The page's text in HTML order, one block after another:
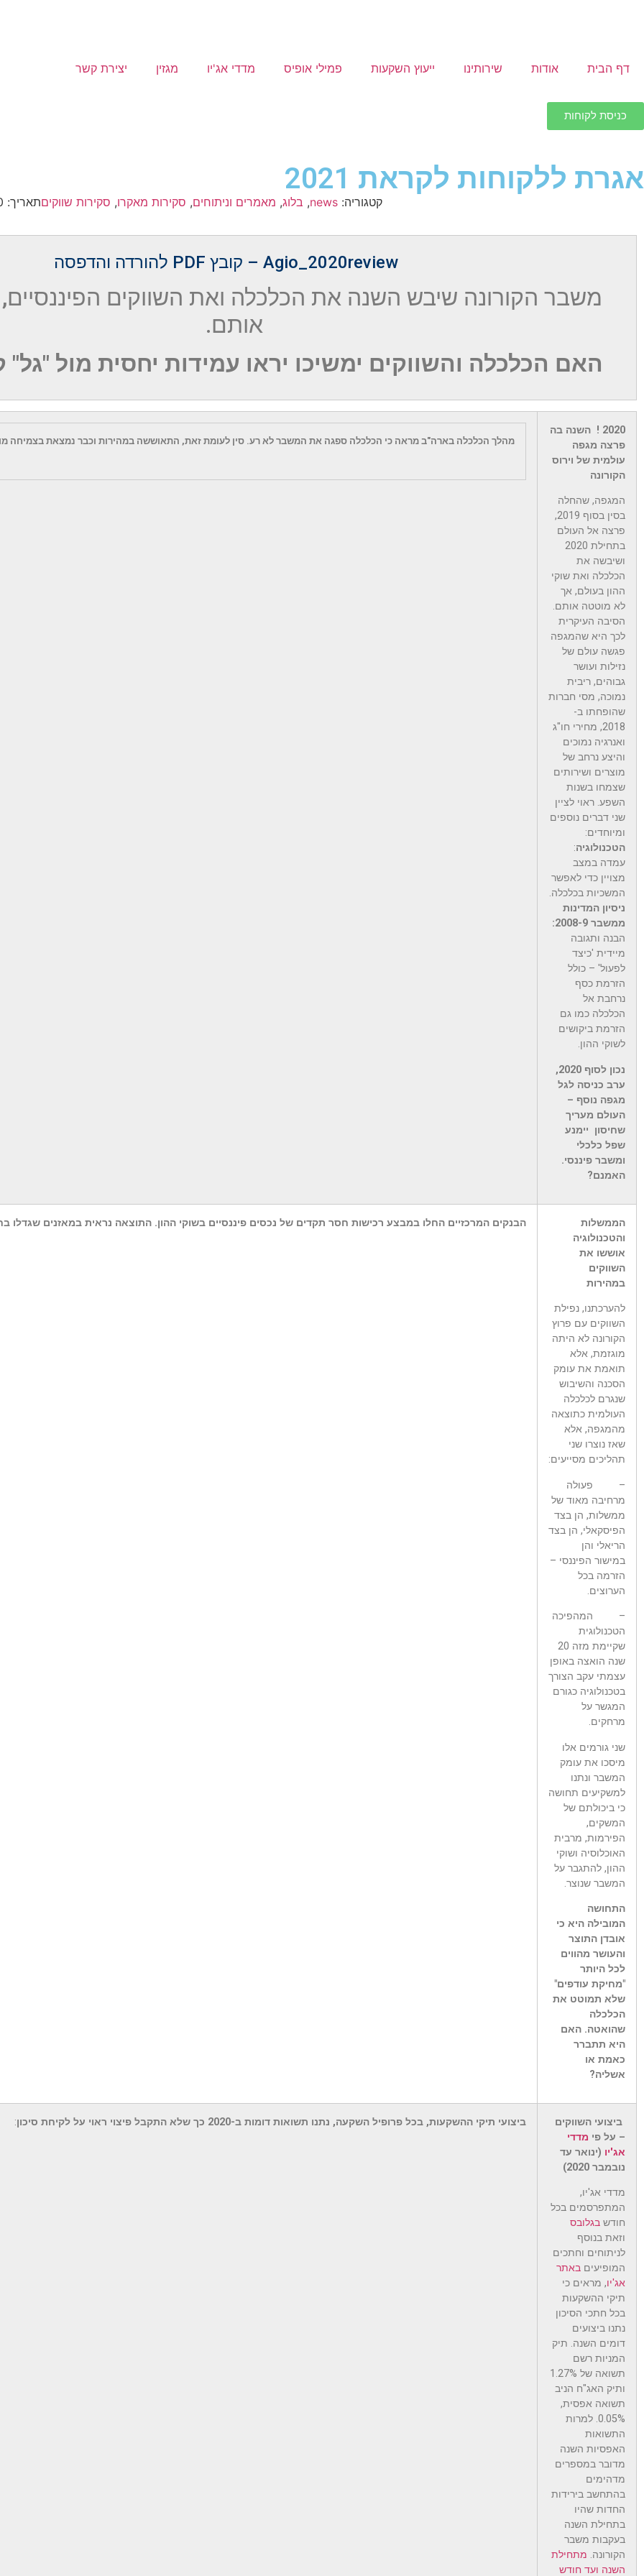
דף הבית אודות שירותינו ייעוץ השקעות פמילי אופיס מדדי אג'יו מגזין יצירת קשר
כניסת לקוחות
אגרת ללקוחות לקראת 2021
קטגוריה: news
, בלוג, מאמרים וניתוחים, סקירות מאקרו, סקירות שווקיםתאריך:
Agio_2020review – קובץ PDF להורדה והדפסה
משבר הקורונה שיבש השנה את הכלכלה ואת השווקים
אותם.
האם הכלכלה והשווקים ימשיכו יראו עמידות יחסית מול "גל"
2020 !
השנה בה
פרצה מגפה
עולמית של וירוס
הקורונה
המגפה, שהחלה
בסין בסוף 2019,
פרצה אל העולם
בתחילת 2020
ושיבשה את
הכלכלה ואת שוקי
ההון בעולם, אך
לא מוטטה אותם.
הסיבה העיקרית
לכך היא שהמגפה
פגשה עולם של
נזילות ועושר
גבוהים, ריבית
נמוכה, מסי חברות
שהופחתו ב-
2018, מחירי חו"ג
ואנרגיה נמוכים
והיצע נרחב של
מוצרים ושירותים
שצמחו בשנות
השפע. ראוי לציין
שני דברים נוספים
ומיוחדים:
הטכנולוגיה:
עמדה במצב
מצויין כדי לאפשר
המשכיות בכלכלה.
ניסיון המדינות
ממשבר 2008-9:
הבנה ותגובה
מיידית 'כיצד
לפעול' – כולל
הזרמת כסף
נרחבת אל
הכלכלה כמו גם
הזרמת ביקושים
לשוקי ההון.
נכון לסוף 2020,
ערב כניסה לגל
מגפה נוסף –
העולם מעריך
שחיסון יימנע
שפל כלכלי
ומשבר פיננסי.
האמנם?
מהלך הכלכלה בארה"ב מראה כי הכלכלה ספגה את המשבר לא רע. סין לעומת זאת, התאוששה במהירות וכבר נמצאת בצמיחה
הממשלות
והטכנולוגיה
אוששו את
השווקים
במהירות
להערכתנו, נפילת
השווקים עם פרוץ
הקורונה לא היתה
מוגזמת, אלא
תואמת את עומק
הסכנה והשיבוש
שנגרם לכלכלה
העולמית כתוצאה
מהמגפה, אלא
שאז נוצרו שני
תהליכים מסייעים:
– פעולה
מרחיבה מאוד של
ממשלות, הן בצד
הפיסקאלי, הן בצד
הריאלי והן
במישור הפיננסי –
הזרמה בכל
הערוצים.
– המהפיכה
הטכנולוגית
שקיימת מזה 20
שנה הואצה באופן
עצמתי עקב הצורך
בטכנולוגיה כגורם
המגשר על
מרחקים.
שני גורמים אלו
מיסכו את עומק
המשבר ונתנו
למשקיעים תחושה
כי ביכולתם של
המשקים,
הפירמות, מרבית
האוכלוסיה ושוקי
ההון, להתגבר על
המשבר שנוצר.
התחושה
המובילה היא כי
אובדן התוצר
והעושר מהווים
לכל היותר
"מחיקת עודפים"
שלא תמוטט את
הכלכלה
שהואטה. האם
היא תתברר
כאמת או
אשליה?
הבנקים המרכזיים החלו במבצע רכישות חסר תקדים של נכסים פיננסיים בשוקי ההון. התוצאה נראית במאזנים שגדלו
ביצועי השווקים
– על פי מדדי
אג'יו (ינואר עד
נובמבר 2020)
מדדי אג'יו,
המתפרסמים בכל
חודש בגלובס
וזאת בנוסף
לניתוחים וחתכים
המופיעים באתר
אג'יו, מראים כי
תיקי ההשקעות
בכל חתכי הסיכון
נתנו ביצועים
דומים השנה. תיק
המניות רשם
תשואה של 1.27%
ותיק האג"ח הניב
תשואה אפסית,
0.05%. למרות
התשואות
האפסיות השנה
מדובר במספרים
מדהימים
בהתחשב בירידות
החדות שהיו
בתחילת השנה
בעקבות משבר
הקורונה. מתחילת
השנה ועד חודש
ביצועי תיקי ההשקעות, בכל פרופיל השקעה, נתנו תשואות דומות ב-2020 כך שלא התקבל פיצוי ראוי על לקיחת סיכון :